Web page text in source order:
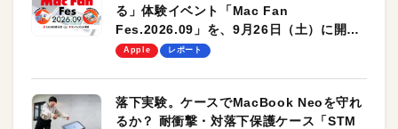
る」体験イベント「Mac Fan
Fes.2026.09」を、9月26日（土）に開催
します！
Apple レポート
落下実験。ケースでMacBook Neoを守れ
るか？ 耐衝撃・対落下保護ケース「STM